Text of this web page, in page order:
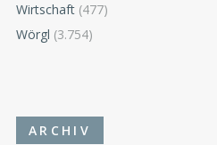
Wirtschaft (477)
Wörgl (3.754)
ARCHIV